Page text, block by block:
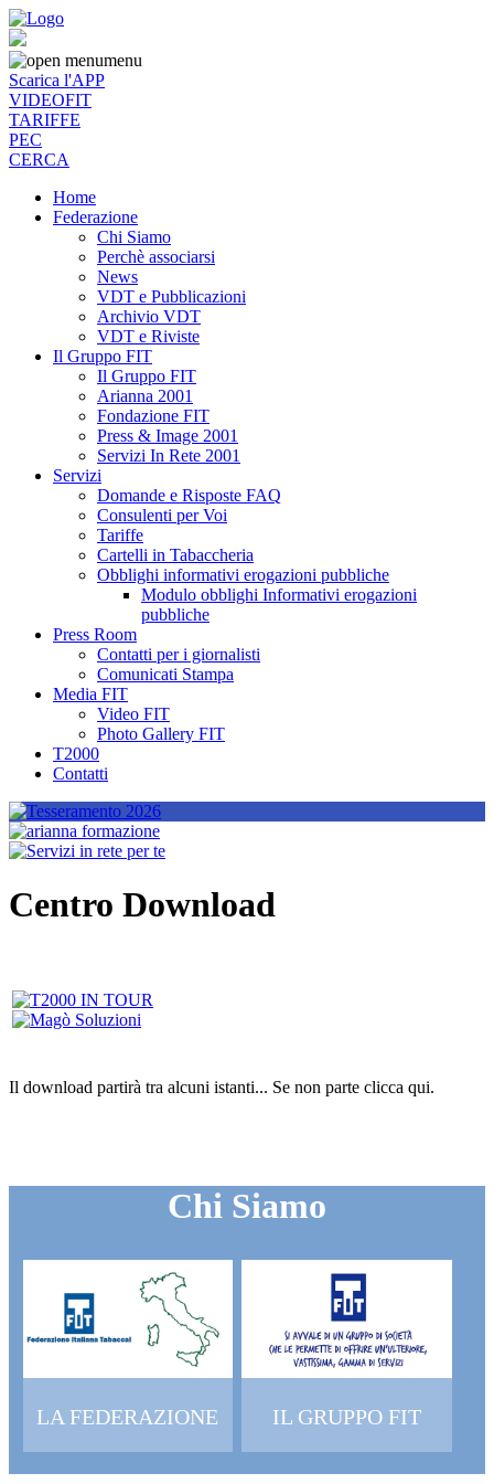
menu
Scarica l'APP
VIDEOFIT
TARIFFE
PEC
CERCA
Home
Federazione
Chi Siamo
Perchè associarsi
News
VDT e Pubblicazioni
Archivio VDT
VDT e Riviste
Il Gruppo FIT
Il Gruppo FIT
Arianna 2001
Fondazione FIT
Press & Image 2001
Servizi In Rete 2001
Servizi
Domande e Risposte FAQ
Consulenti per Voi
Tariffe
Cartelli in Tabaccheria
Obblighi informativi erogazioni pubbliche
Modulo obblighi Informativi erogazioni
pubbliche
Press Room
Contatti per i giornalisti
Comunicati Stampa
Media FIT
Video FIT
Photo Gallery FIT
T2000
Contatti
Centro Download
Il download partirà tra alcuni istanti... Se non parte clicca qui.
Chi Siamo
LA FEDERAZIONE IL GRUPPO FIT